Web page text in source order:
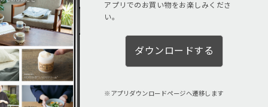
アプリでのお買い物をお楽しみくださ
い。
ダウンロードする
アプリダウンロードページへ遷移します